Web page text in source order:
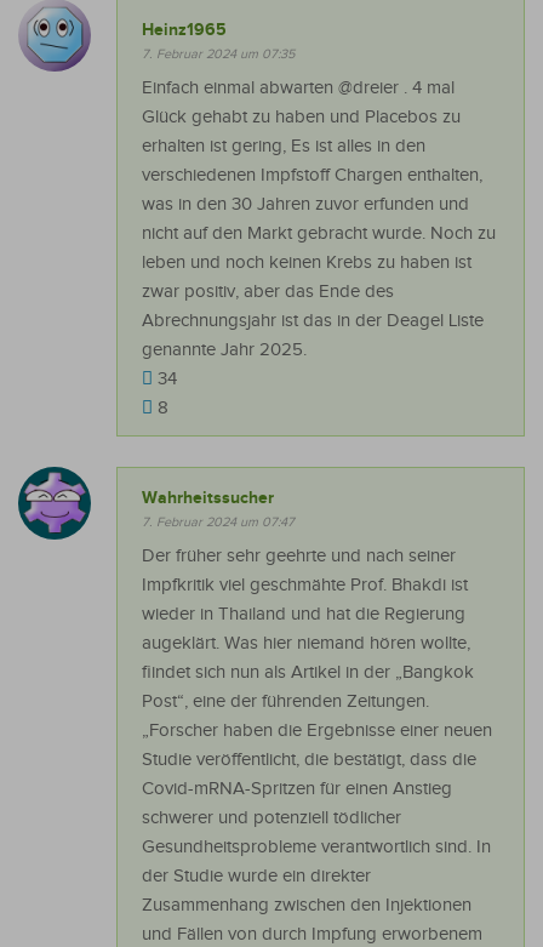
Heinz1965
7. Februar 2024 um 07:35
Einfach einmal abwarten @dreier . 4 mal
Glück gehabt zu haben und Placebos zu
erhalten ist gering, Es ist alles in den
verschiedenen Impfstoff Chargen enthalten,
was in den 30 Jahren zuvor erfunden und
nicht auf den Markt gebracht wurde. Noch zu
leben und noch keinen Krebs zu haben ist
zwar positiv, aber das Ende des
Abrechnungsjahr ist das in der Deagel Liste
genannte Jahr 2025.
34
8
Wahrheitssucher
7. Februar 2024 um 07:47
Der früher sehr geehrte und nach seiner
Impfkritik viel geschmähte Prof. Bhakdi ist
wieder in Thailand und hat die Regierung
augeklärt. Was hier niemand hören wollte,
fiindet sich nun als Artikel in der „Bangkok
Post“, eine der führenden Zeitungen.
„Forscher haben die Ergebnisse einer neuen
Studie veröffentlicht, die bestätigt, dass die
Covid-mRNA-Spritzen für einen Anstieg
schwerer und potenziell tödlicher
Gesundheitsprobleme verantwortlich sind. In
der Studie wurde ein direkter
Zusammenhang zwischen den Injektionen
und Fällen von durch Impfung erworbenem